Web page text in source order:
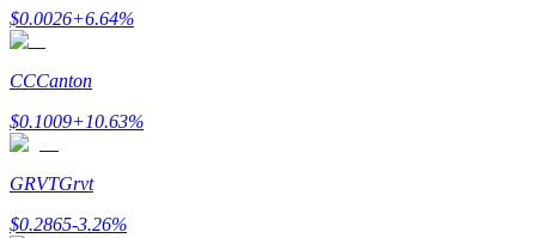
Naucz się stakingu
Bitrue
$0.0026+6.64%
CCCanton
$0.1009+10.63%
GRVTGrvt
$0.2865-3.26%